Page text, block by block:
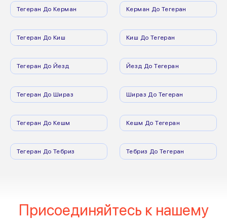
Тегеран До Керман Керман До Тегеран
Тегеран До Киш Киш До Тегеран
Тегеран До Йезд Йезд До Тегеран
Тегеран До Шираз Шираз До Тегеран
Тегеран До Кешм Кешм До Тегеран
Тегеран До Тебриз Тебриз До Тегеран
Присоединяйтесь к нашему